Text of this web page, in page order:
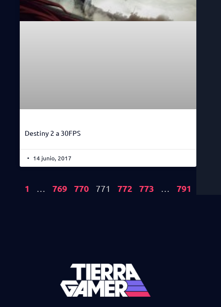
Destiny 2 a 30FPS
14 junio, 2017
1 … 769 770 771 772 773 … 791